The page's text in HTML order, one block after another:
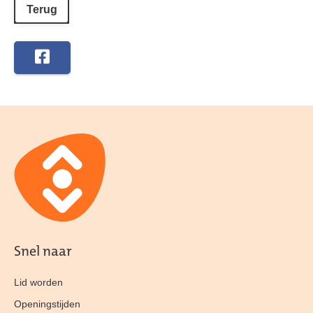
Terug
Snel naar
Lid worden
Openingstijden